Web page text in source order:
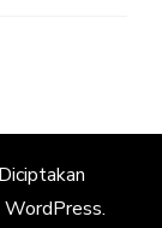
WordPress.